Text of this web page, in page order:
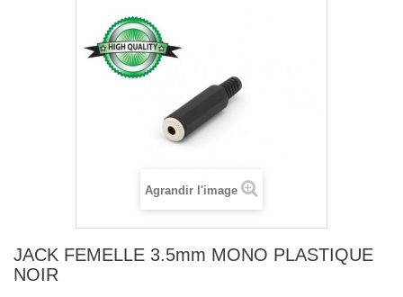
Agrandir l'image
JACK FEMELLE 3.5mm MONO PLASTIQUE
NOIR